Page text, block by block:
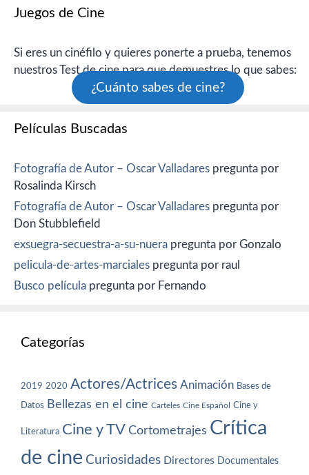
Juegos de Cine
Si eres un cinéfilo y quieres ponerte a prueba, tenemos
nuestros Test de cine para que demuestres lo que sabes:
¿Cuánto sabes de cine?
Películas Buscadas
Fotografía de Autor – Oscar Valladares pregunta por
Rosalinda Kirsch
Fotografía de Autor – Oscar Valladares pregunta por
Don Stubblefield
exsuegra-secuestra-a-su-nuera pregunta por Gonzalo
pelicula-de-artes-marciales pregunta por raul
Busco película pregunta por Fernando
Categorías
2019 2020 Actores/Actrices Animación Bases de
Datos Bellezas en el cine Carteles Cine Español Cine y
Literatura Cine y TV Cortometrajes Crítica
de cine Curiosidades Directores Documentales